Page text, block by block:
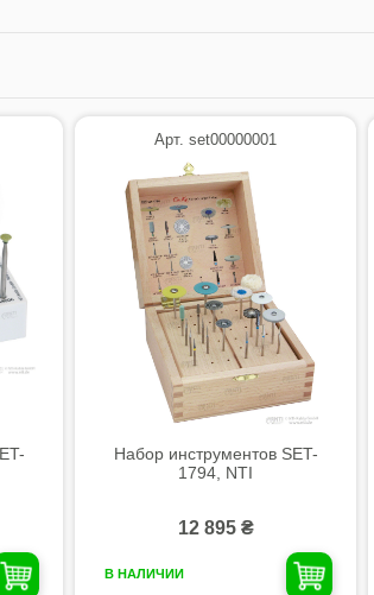
Арт. set00000001
Набор инструментов SET-
1794, NTI
12 895 ₴
В НАЛИЧИИ